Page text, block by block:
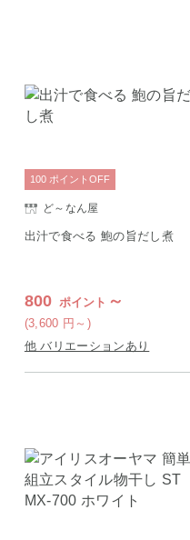
ど～なん屋
出汁で食べる 鮑の旨だし煮
800 ポイント ～
(3,600 円 ～)
100 ポイント OFF
他 バリエーションあり